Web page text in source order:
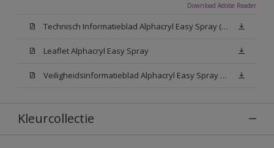
Download Adobe Reader
Technisch Informatieblad Alphacryl Easy Spray (PDF)
Leaflet Alphacryl Easy Spray
Veiligheidsinformatieblad Alphacryl Easy Spray White W05 (MSDS)
Kleurcollectie